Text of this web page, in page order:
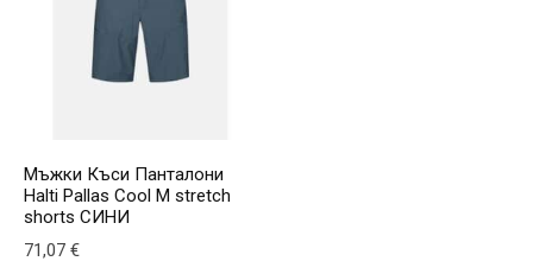
Мъжки Къси Панталони
Halti Pallas Cool M stretch
shorts СИНИ
71,07 €